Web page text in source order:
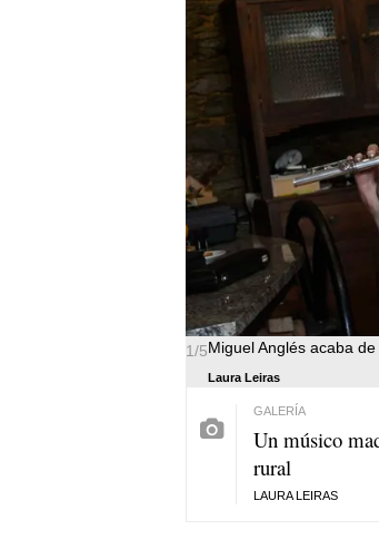
1/5Miguel Anglés acaba
Laura Leiras
Un músico
rural
LAURA LEIRAS